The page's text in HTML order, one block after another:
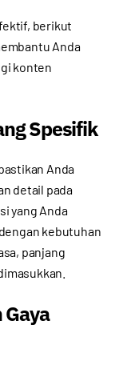
berikut
Anda
konten
Spesifik
Anda
detail pada
yang Anda
kebutuhan
panjang